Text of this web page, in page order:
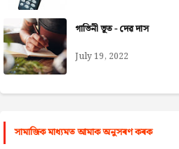
গাভিনী ভূত - দেৱ দাস
July 19, 2022
সামাজিক মাধ্যমত আমাক অনুসৰণ কৰক